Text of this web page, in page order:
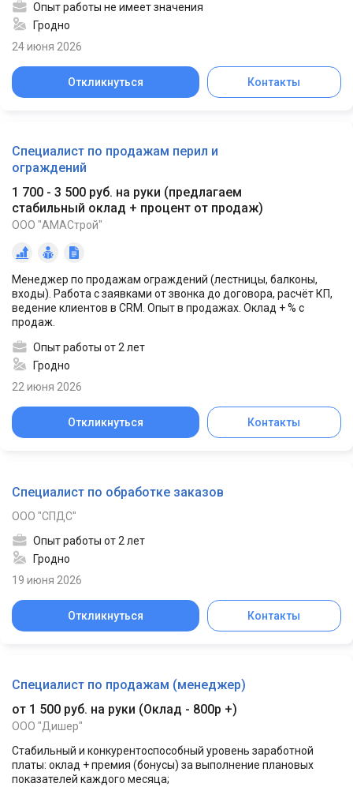
Опыт работы не имеет значения
Гродно
24 июня 2026
Откликнуться Контакты
Специалист по продажам перил и
ограждений
1 700 - 3 500 руб. на руки (предлагаем
стабильный оклад + процент от продаж)
ООО "АМАСтрой"
Менеджер по продажам ограждений (лестницы, балконы,
входы). Работа с заявками от звонка до договора, расчёт КП,
ведение клиентов в CRM. Опыт в продажах. Оклад + % с
продаж.
Опыт работы от 2 лет
Гродно
22 июня 2026
Откликнуться Контакты
Специалист по обработке заказов
ООО "СПДС"
Опыт работы от 2 лет
Гродно
19 июня 2026
Откликнуться Контакты
Специалист по продажам (менеджер)
от 1 500 руб. на руки (Оклад - 800р +)
ООО "Дишер"
Стабильный и конкурентоспособный уровень заработной
платы: оклад + премия (бонусы) за выполнение плановых
показателей каждого месяца;